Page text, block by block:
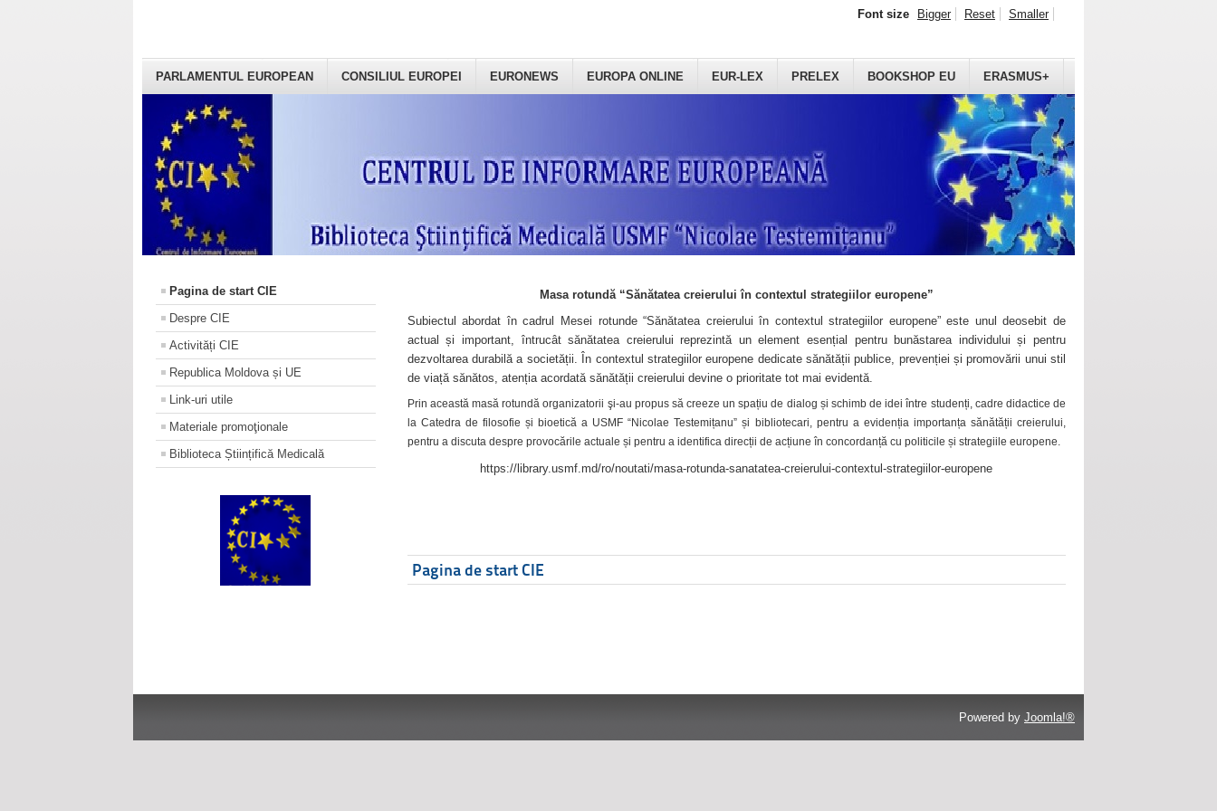
PARLAMENTUL EUROPEAN CONSILIUL EUROPEI EURONEWS EUROPA ONLINE EUR-LEX PRELEX BOOKSHOP EU ERASMUS+
Font size Bigger Reset Smaller
Pagina de start CIE
Despre CIE
Activități CIE
Republica Moldova și UE
Link-uri utile
Materiale promoţionale
Biblioteca Științifică Medicală
Masa rotundă “Sănătatea creierului în contextul strategiilor europene”
Subiectul abordat în cadrul Mesei rotunde “Sănătatea creierului în contextul strategiilor europene” este unul deosebit de
actual și important, întrucât sănătatea creierului reprezintă un element esențial pentru bunăstarea individului și pentru
dezvoltarea durabilă a societății. În contextul strategiilor europene dedicate sănătății publice, prevenției și promovării unui stil
de viață sănătos, atenția acordată sănătății creierului devine o prioritate tot mai evidentă.
Prin această masă rotundă organizatorii şi-au propus să creeze un spațiu de dialog și schimb de idei între studenți, cadre didactice de
la Catedra de filosofie și bioetică a USMF “Nicolae Testemițanu” și bibliotecari, pentru a evidenția importanța sănătății creierului,
pentru a discuta despre provocările actuale și pentru a identifica direcții de acțiune în concordanță cu politicile și strategiile europene.
https://library.usmf.md/ro/noutati/masa-rotunda-sanatatea-creierului-contextul-strategiilor-europene
Pagina de start CIE
Powered by Joomla!®